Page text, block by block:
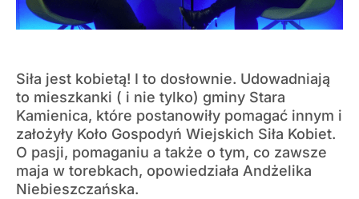
Siła jest kobietą! I to dosłownie. Udowadniają
to mieszkanki ( i nie tylko) gminy Stara
Kamienica, które postanowiły pomagać innym i
założyły Koło Gospodyń Wiejskich Siła Kobiet.
O pasji, pomaganiu a także o tym, co zawsze
maja w torebkach, opowiedziała Andżelika
Niebieszczańska.